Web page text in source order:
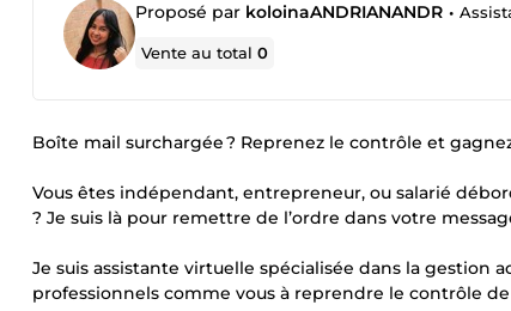
Proposé par koloinaANDRIANANDR •
Vente au total0
Boîte mail surchargée ? Reprenez le contrôle et
Vous êtes indépendant, entrepreneur, ou salarié
? Je suis là pour remettre de l’ordre dans votre
Je suis assistante virtuelle spécialisée dans la gestion
professionnels comme vous à reprendre le contrôle